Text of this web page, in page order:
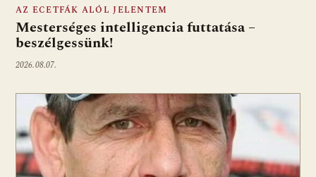
AZ ECETFÁK ALÓL JELENTEM
Mesterséges intelligencia futtatása –
beszélgessünk!
2026.08.07.